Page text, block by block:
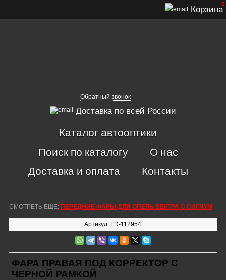
Обратный звонок
Доставка по всей России
Корзина
0
Каталог автооптики
Поиск по каталогу
О нас
Доставка и оплата
Контакты
СМОТРЕТЬ ЕЩЕ: ПЕРЕДНИЕ ФАРЫ ДЛЯ ОПЕЛЬ ВЕКТРА С СИГНУМ
Артикул: FD-112954
ФАРА ПРАВАЯ ПОД КОРРЕКТОР С
ЧЕРНОЙ РАМКОЙ